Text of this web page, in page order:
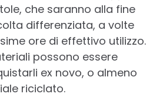
che saranno alla fine
differenziata, a volte
ore di effettivo utilizzo.
possono essere
ex novo, o almeno
riciclato.